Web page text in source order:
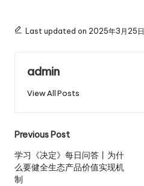
Last updated on 2025年3月25日
admin
View All Posts
Post
navigation
Previous Post
学习《决定》每日问答丨为什
么要健全生态产品价值实现机
制